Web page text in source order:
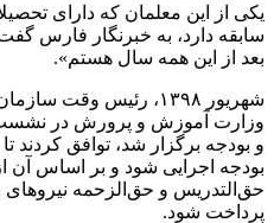
سابقه دارد، به خبرنگار فارس
بعد از این همه سال هستم».
شهریور ۱۳۹۸، رئیس
وزارت آموزش و پرورش در
بودجه اجرایی شود و بر اساس آن
حق‌التدریس و حق‌الزحمه
پرداخت شود.